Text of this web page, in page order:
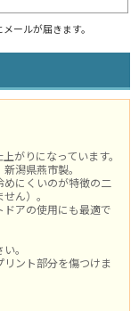
ールが届きます。
がりになっています。
潟県燕市製。
めにくいのが特徴の二
ん）。
ドアの使用にも最適で
。
ント部分を傷つけま